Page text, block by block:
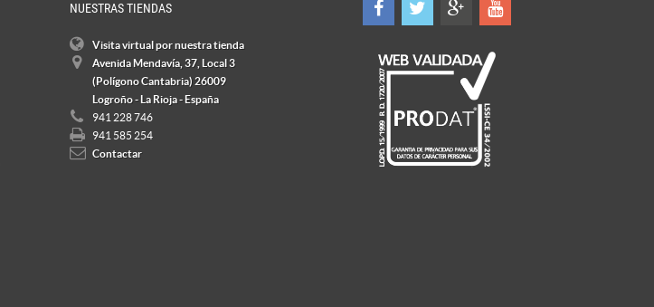
NUESTRAS TIENDAS
Visita virtual por nuestra tienda
Avenida Mendavía, 37, Local 3
(Polígono Cantabria) 26009
Logroño - La Rioja - España
941 228 746
941 585 254
Contactar